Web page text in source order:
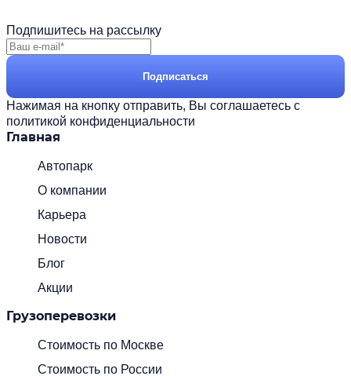
Подпишитесь на рассылку
Подписаться
Нажимая на кнопку отправить, Вы соглашаетесь с
политикой конфиденциальности
Главная
Автопарк
О компании
Карьера
Новости
Блог
Акции
Грузоперевозки
Стоимость по Москве
Стоимость по России